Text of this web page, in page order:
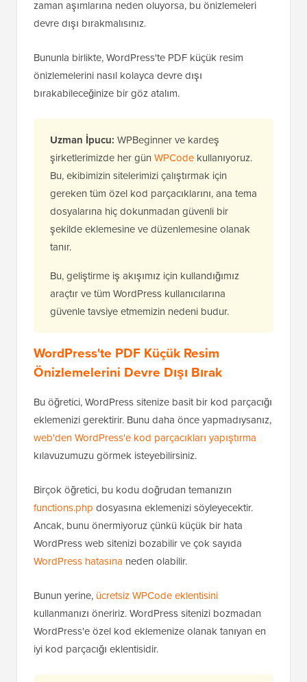
zaman aşımlarına neden oluyorsa, bu önizlemeleri
devre dışı bırakmalısınız.
Bununla birlikte, WordPress'te PDF küçük resim
önizlemelerini nasıl kolayca devre dışı
bırakabileceğinize bir göz atalım.
Uzman İpucu: WPBeginner ve kardeş
şirketlerimizde her gün WPCode kullanıyoruz.
Bu, ekibimizin sitelerimizi çalıştırmak için
gereken tüm özel kod parçacıklarını, ana tema
dosyalarına hiç dokunmadan güvenli bir
şekilde eklemesine ve düzenlemesine olanak
tanır.
Bu, geliştirme iş akışımız için kullandığımız
araçtır ve tüm WordPress kullanıcılarına
güvenle tavsiye etmemizin nedeni budur.
WordPress'te PDF Küçük Resim
Önizlemelerini Devre Dışı Bırak
Bu öğretici, WordPress sitenize basit bir kod parçacığı
eklemenizi gerektirir. Bunu daha önce yapmadıysanız,
web'den WordPress'e kod parçacıkları yapıştırma
kılavuzumuzu görmek isteyebilirsiniz.
Birçok öğretici, bu kodu doğrudan temanızın
functions.php dosyasına eklemenizi söyleyecektir.
Ancak, bunu önermiyoruz çünkü küçük bir hata
WordPress web sitenizi bozabilir ve çok sayıda
WordPress hatasına neden olabilir.
Bunun yerine, ücretsiz WPCode eklentisini
kullanmanızı öneririz. WordPress sitenizi bozmadan
WordPress'e özel kod eklemenize olanak tanıyan en
iyi kod parçacığı eklentisidir.